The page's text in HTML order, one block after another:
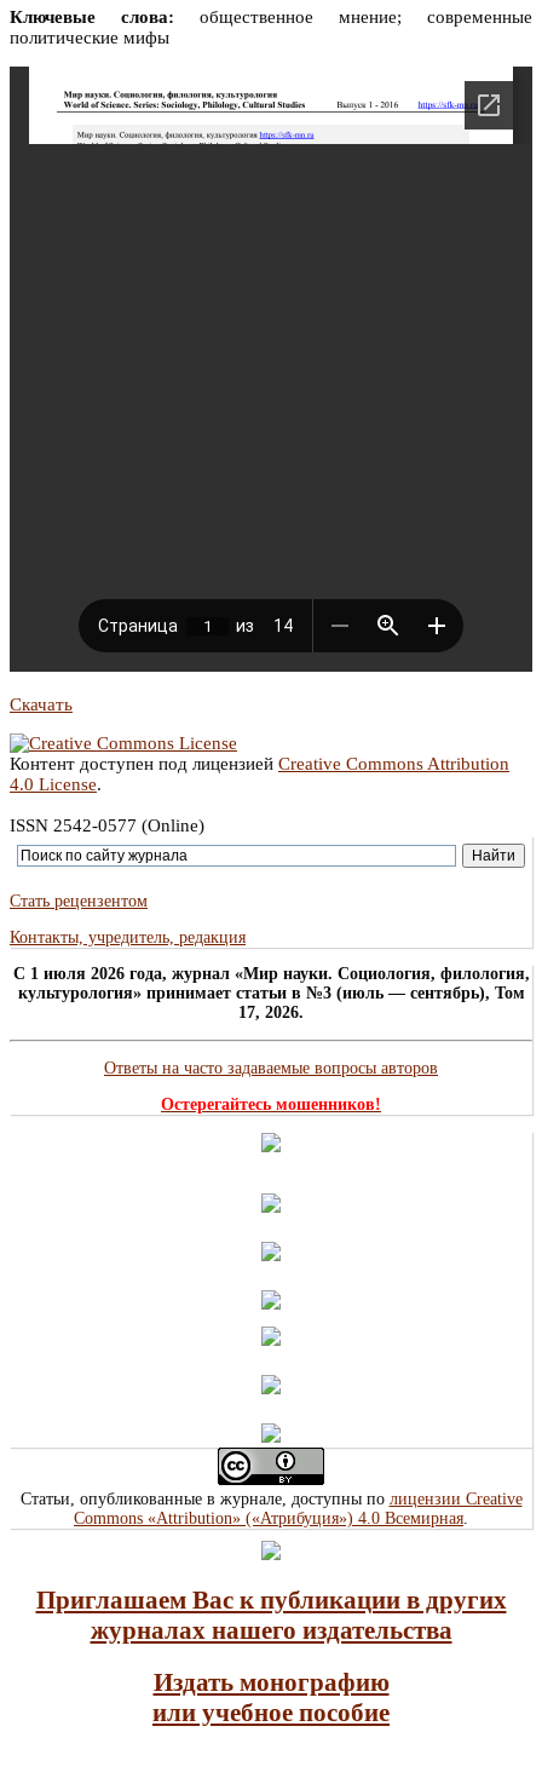
Ключевые слова: общественное мнение; современные
политические мифы
Скачать
Контент доступен под лицензией Creative Commons Attribution
4.0 License.
ISSN 2542-0577 (Online)
Стать рецензентом
Контакты, учредитель, редакция
C 1 июля 2026 года, журнал «Мир науки. Социология, филология,
культурология» принимает статьи в №3 (июль — сентябрь), Том
17, 2026.
Ответы на часто задаваемые вопросы авторов
Остерегайтесь мошенников!
Статьи, опубликованные в журнале, доступны по лицензии Creative
Commons «Attribution» («Атрибуция») 4.0 Всемирная
Приглашаем Вас к публикации в других
журналах нашего издательства
Издать монографию
или учебное пособие